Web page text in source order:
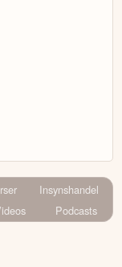
Insynshandel
Podcasts